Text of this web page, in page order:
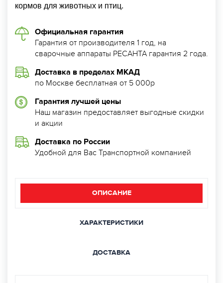
кормов для животных и птиц.
Официальная гарантия
Гарантия от производителя 1 год, на
сварочные аппараты РЕСАНТА гарантия 2 года.
Доставка в пределах МКАД
по Москве бесплатная от 5 000р
Гарантия лучшей цены
Наш магазин предоставляет выгодные скидки
и акции
Доставка по России
Удобной для Вас Транспортной компанией
ОПИСАНИЕ
ХАРАКТЕРИСТИКИ
ДОСТАВКА